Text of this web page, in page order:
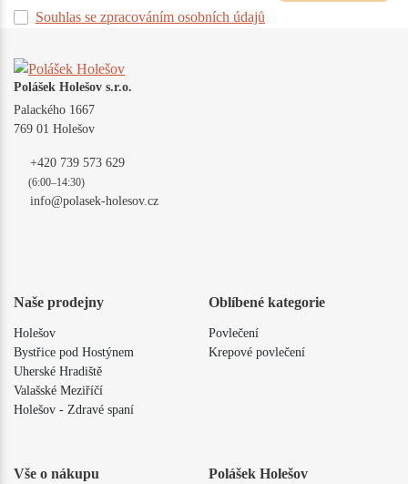
Souhlas se zpracováním osobních údajů
Polášek Holešov s.r.o.
Palackého 1667
769 01 Holešov
+420 739 573 629
(6:00–14:30)
info@polasek-holesov.cz
Naše prodejny
Holešov
Bystřice pod Hostýnem
Uherské Hradiště
Valašské Meziříčí
Holešov - Zdravé spaní
Oblíbené kategorie
Povlečení
Krepové povlečení
Vše o nákupu Polášek Holešov